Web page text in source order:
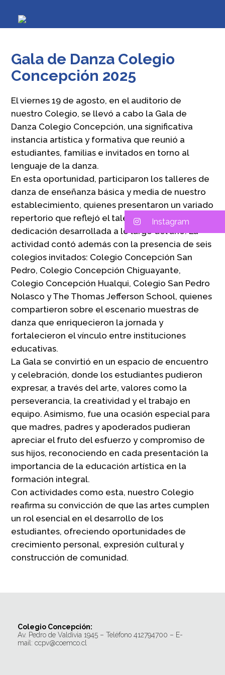
Gala de Danza Colegio
Concepción 2025
El viernes 19 de agosto, en el auditorio de
nuestro Colegio, se llevó a cabo la Gala de
Danza Colegio Concepción, una significativa
instancia artística y formativa que reunió a
estudiantes, familias e invitados en torno al
lenguaje de la danza.
En esta oportunidad, participaron los talleres de
danza de enseñanza básica y media de nuestro
establecimiento, quienes presentaron un variado
repertorio que reflejó el talento, la disciplina y la
dedicación desarrollada a lo largo del año. La
actividad contó además con la presencia de seis
colegios invitados: Colegio Concepción San
Pedro, Colegio Concepción Chiguayante,
Colegio Concepción Hualqui, Colegio San Pedro
Nolasco y The Thomas Jefferson School, quienes
compartieron sobre el escenario muestras de
danza que enriquecieron la jornada y
fortalecieron el vínculo entre instituciones
educativas.
La Gala se convirtió en un espacio de encuentro
y celebración, donde los estudiantes pudieron
expresar, a través del arte, valores como la
perseverancia, la creatividad y el trabajo en
equipo. Asimismo, fue una ocasión especial para
que madres, padres y apoderados pudieran
apreciar el fruto del esfuerzo y compromiso de
sus hijos, reconociendo en cada presentación la
importancia de la educación artística en la
formación integral.
Con actividades como esta, nuestro Colegio
reafirma su convicción de que las artes cumplen
un rol esencial en el desarrollo de los
estudiantes, ofreciendo oportunidades de
crecimiento personal, expresión cultural y
construcción de comunidad.
Colegio Concepción:
Av. Pedro de Valdivia 1945 – Teléfono 412794700 – E-
mail: ccpv@coemco.cl
Instagram